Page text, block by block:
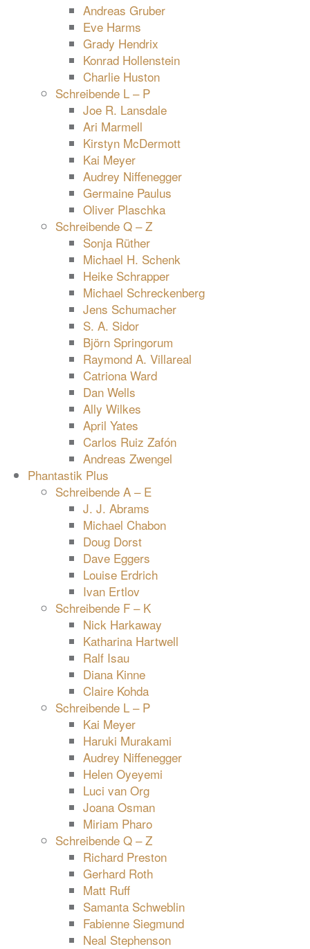
Andreas Gruber
Eve Harms
Grady Hendrix
Konrad Hollenstein
Charlie Huston
Schreibende L – P
Joe R. Lansdale
Ari Marmell
Kirstyn McDermott
Kai Meyer
Audrey Niffenegger
Germaine Paulus
Oliver Plaschka
Schreibende Q – Z
Sonja Rüther
Michael H. Schenk
Heike Schrapper
Michael Schreckenberg
Jens Schumacher
S. A. Sidor
Björn Springorum
Raymond A. Villareal
Catriona Ward
Dan Wells
Ally Wilkes
April Yates
Carlos Ruiz Zafón
Andreas Zwengel
Phantastik Plus
Schreibende A – E
J. J. Abrams
Michael Chabon
Doug Dorst
Dave Eggers
Louise Erdrich
Ivan Ertlov
Schreibende F – K
Nick Harkaway
Katharina Hartwell
Ralf Isau
Diana Kinne
Claire Kohda
Schreibende L – P
Kai Meyer
Haruki Murakami
Audrey Niffenegger
Helen Oyeyemi
Luci van Org
Joana Osman
Miriam Pharo
Schreibende Q – Z
Richard Preston
Gerhard Roth
Matt Ruff
Samanta Schweblin
Fabienne Siegmund
Neal Stephenson